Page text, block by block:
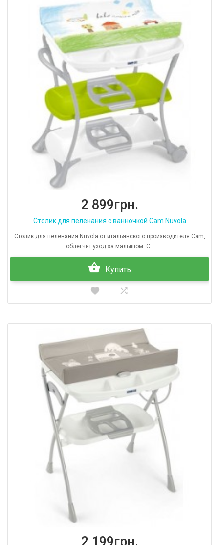
2 899грн.
Столик для пеленания с ванночкой Cam Nuvola
Столик для пеленания Nuvola от итальянского производителя Cam,
облегчит уход за малышом. С..
Купить
2 199грн.